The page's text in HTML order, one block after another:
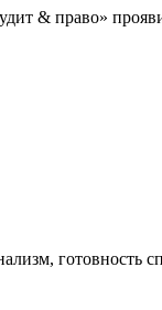
& право»